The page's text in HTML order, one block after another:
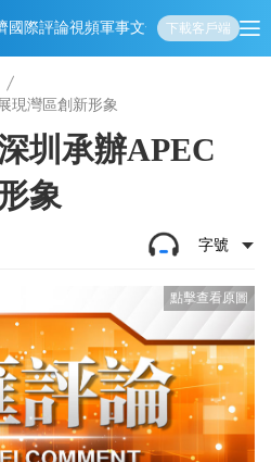
國際評論視頻軍事文化 娛樂生活教育體
下載客戶端
現灣區創新形象
圳承辦APEC
象
字號